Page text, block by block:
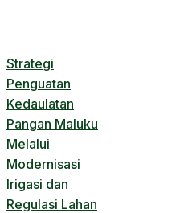
Strategi
Penguatan
Kedaulatan
Pangan Maluku
Melalui
Modernisasi
Irigasi dan
Regulasi Lahan